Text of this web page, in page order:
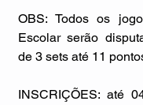
OBS: Todos os
Escolar serão
de 3 sets até 11
INSCRIÇÕES: até